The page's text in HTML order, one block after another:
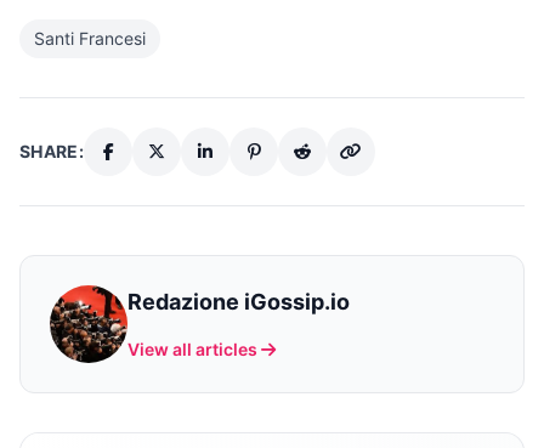
Santi Francesi
SHARE:
Redazione iGossip.io
View all articles